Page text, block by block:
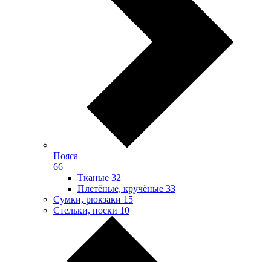
Пояса
66
Тканые 32
Плетёные, кручёные 33
Сумки, рюкзаки 15
Стельки, носки 10